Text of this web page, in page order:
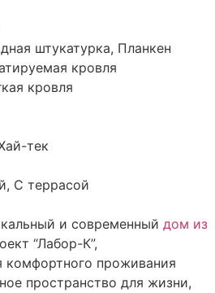
штукатурка, Планкен
кровля
кровля
тек
С террасой
и современный дом из
“Лабор-К”,
комфортного проживания
пространство для жизни,